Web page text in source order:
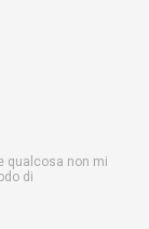
qualcosa non mi
di